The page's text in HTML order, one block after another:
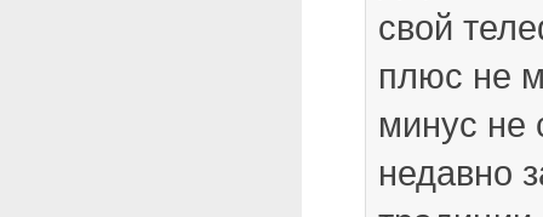
свой
плюс не
минус не
недавно